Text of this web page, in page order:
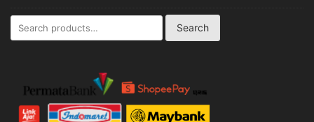
for:
Search